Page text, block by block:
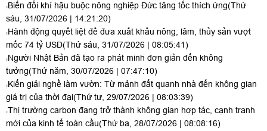
Biến đổi khí hậu buộc nông nghiệp Đức tăng tốc thích ứng(Thứ
sáu, 31/07/2026 | 14:21:20)
Hành động quyết liệt để đưa xuất khẩu nông, lâm, thủy sản vượt
mốc 74 tỷ USD(Thứ sáu, 31/07/2026 | 08:05:41)
Người Nhật Bản đã tạo ra phát minh đơn giản đến không
tưởng(Thứ năm, 30/07/2026 | 07:47:10)
Kiến giải nghề làm vườn: Từ mảnh đất quanh nhà đến không gian
giá trị của thời đại(Thứ tư, 29/07/2026 | 08:03:39)
Thị trường carbon đang trở thành không gian hợp tác, cạnh tranh
mới của kinh tế toàn cầu(Thứ ba, 28/07/2026 | 08:08:16)